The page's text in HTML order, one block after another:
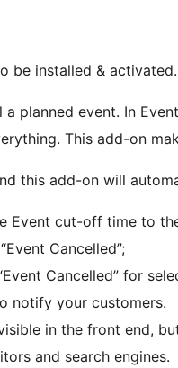
be installed & activated.
planned event. In
This add-on
this add-on will
Event cut-off time to
Cancelled”;
Cancelled” for
notify your customers.
in the front end,
and search engines.